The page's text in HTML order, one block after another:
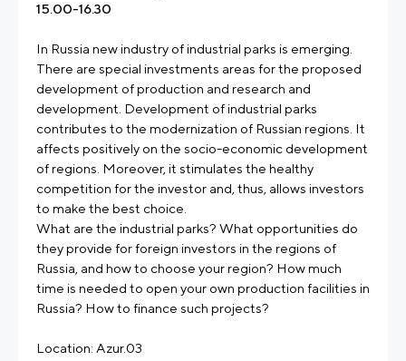
15.00-16.30
In Russia new industry of industrial parks is emerging.
There are special investments areas for the proposed
development of production and research and
development. Development of industrial parks
contributes to the modernization of Russian regions. It
affects positively on the socio-economic development
of regions. Moreover, it stimulates the healthy
competition for the investor and, thus, allows investors
to make the best choice.
What are the industrial parks? What opportunities do
they provide for foreign investors in the regions of
Russia, and how to choose your region? How much
time is needed to open your own production facilities in
Russia? How to finance such projects?
Location: Azur.03